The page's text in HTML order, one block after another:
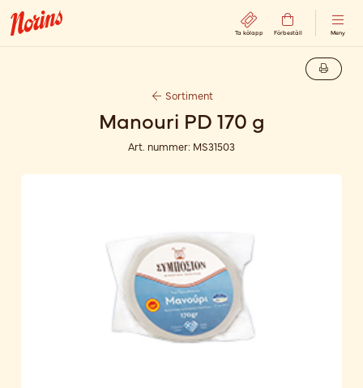
Ta kölapp Förbeställ Meny
Sortiment
Manouri PD 170 g
Art. nummer: MS31503